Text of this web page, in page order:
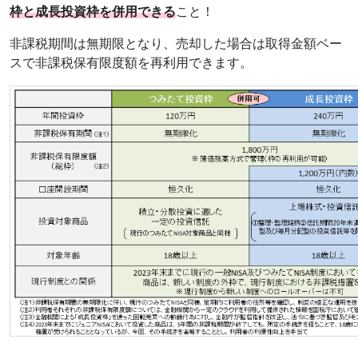
枠と成長投資枠を併用できること！
非課税期間は無期限となり、売却した場合は取得金額ベー
スで非課税保有限度額を再利用できます。